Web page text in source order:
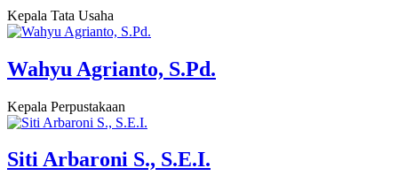
Kepala Tata Usaha
Wahyu Agrianto, S.Pd.
Kepala Perpustakaan
Siti Arbaroni S., S.E.I.